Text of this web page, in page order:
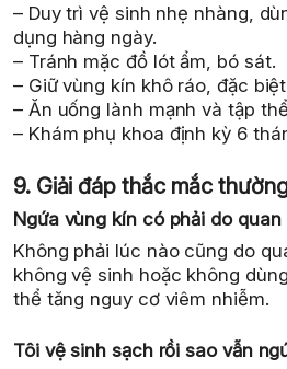
– Duy trì vệ sinh nhẹ nhàng,
dụng hàng ngày.
– Tránh mặc đồ lót ẩm, bó sát.
– Giữ vùng kín khô ráo, đặc
– Ăn uống lành mạnh và tập
– Khám phụ khoa định kỳ 6
9. Giải đáp thắc mắc
Ngứa vùng kín có phải do
Không phải lúc nào cũng do
không vệ sinh hoặc không
thể tăng nguy cơ viêm nhiễm.
Tôi vệ sinh sạch rồi sao vẫn